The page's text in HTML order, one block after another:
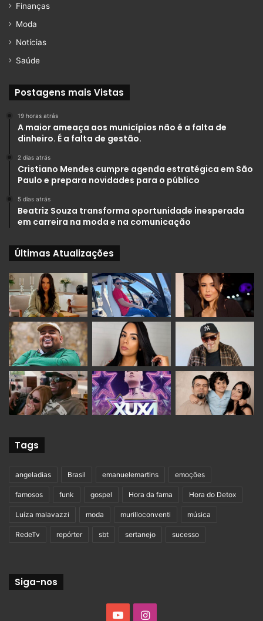
Finanças
Moda
Notícias
Saúde
Postagens mais Vistas
19 horas atrás
A maior ameaça aos municípios não é a falta de
dinheiro. É a falta de gestão.
2 dias atrás
Cristiano Mendes cumpre agenda estratégica em São
Paulo e prepara novidades para o público
5 dias atrás
Beatriz Souza transforma oportunidade inesperada
em carreira na moda e na comunicação
Últimas Atualizações
Tags
angeladias Brasil emanuelemartins emoções
famosos funk gospel Hora da fama Hora do Detox
Luíza malavazzi moda murilloconventi música
RedeTv repórter sbt sertanejo sucesso
Siga-nos
YouTubeInstagram